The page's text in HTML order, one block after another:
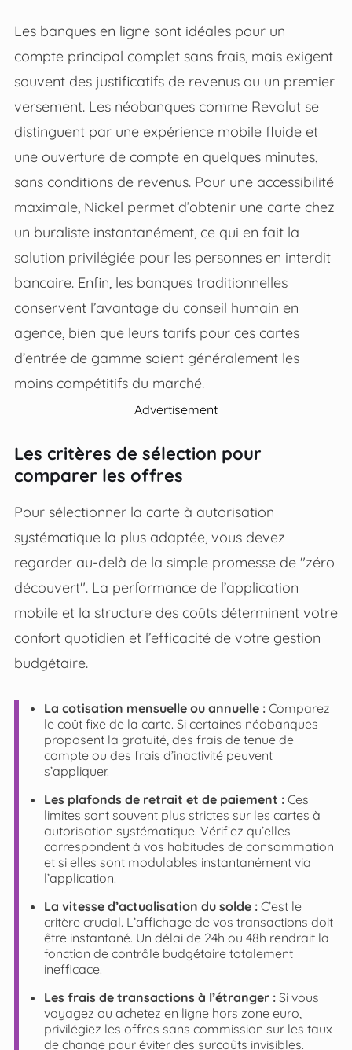
Les banques en ligne sont idéales pour un
compte principal complet sans frais, mais exigent
souvent des justificatifs de revenus ou un premier
versement. Les néobanques comme Revolut se
distinguent par une expérience mobile fluide et
une ouverture de compte en quelques minutes,
sans conditions de revenus. Pour une accessibilité
maximale, Nickel permet d’obtenir une carte chez
un buraliste instantanément, ce qui en fait la
solution privilégiée pour les personnes en interdit
bancaire. Enfin, les banques traditionnelles
conservent l’avantage du conseil humain en
agence, bien que leurs tarifs pour ces cartes
d’entrée de gamme soient généralement les
moins compétitifs du marché.
Advertisement
Les critères de sélection pour
comparer les offres
Pour sélectionner la carte à autorisation
systématique la plus adaptée, vous devez
regarder au-delà de la simple promesse de "zéro
découvert". La performance de l’application
mobile et la structure des coûts déterminent votre
confort quotidien et l’efficacité de votre gestion
budgétaire.
La cotisation mensuelle ou annuelle :Comparez
le coût fixe de la carte. Si certaines néobanques
proposent la gratuité, des frais de tenue de
compte ou des frais d’inactivité peuvent
s’appliquer.
Les plafonds de retrait et de paiement :Ces
limites sont souvent plus strictes sur les cartes à
autorisation systématique. Vérifiez qu’elles
correspondent à vos habitudes de consommation
et si elles sont modulables instantanément via
l’application.
La vitesse d’actualisation du solde :C’est le
critère crucial. L’affichage de vos transactions doit
être instantané. Un délai de 24h ou 48h rendrait la
fonction de contrôle budgétaire totalement
inefficace.
Les frais de transactions à l’étranger :Si vous
voyagez ou achetez en ligne hors zone euro,
privilégiez les offres sans commission sur les taux
de change pour éviter des surcoûts invisibles.